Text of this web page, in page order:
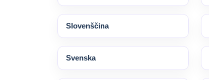
Slovenščina
Svenska